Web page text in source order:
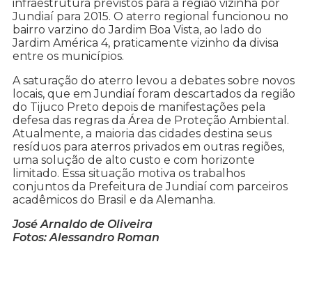
infraestrutura previstos para a região vizinha por
Jundiaí para 2015. O aterro regional funcionou no
bairro varzino do Jardim Boa Vista, ao lado do
Jardim América 4, praticamente vizinho da divisa
entre os municípios.
A saturação do aterro levou a debates sobre novos
locais, que em Jundiaí foram descartados da região
do Tijuco Preto depois de manifestações pela
defesa das regras da Área de Proteção Ambiental.
Atualmente, a maioria das cidades destina seus
resíduos para aterros privados em outras regiões,
uma solução de alto custo e com horizonte
limitado. Essa situação motiva os trabalhos
conjuntos da Prefeitura de Jundiaí com parceiros
acadêmicos do Brasil e da Alemanha.
José Arnaldo de Oliveira
Fotos: Alessandro Roman